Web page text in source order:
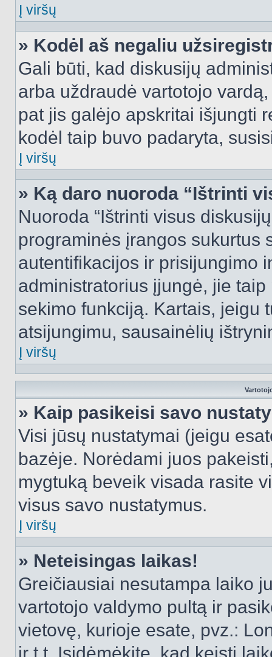
Į viršų
» Kodėl aš negaliu
Gali būti, kad diskusijų
arba uždraudė vartotojo
pat jis galėjo apskritai išjungti
kodėl taip buvo padaryta,
Į viršų
» Ką daro nuoroda “Ištrinti
Nuoroda “Ištrinti visus
programinės įrangos sukurtus
autentifikacijos ir prisijungimo
administratorius įjungė, jie
sekimo funkciją. Kartais, jeigu
atsijungimu, sausainėlių
Į viršų
» Kaip pasikeisi savo
Visi jūsų nustatymai (jeigu
bazėje. Norėdami juos
mygtuką beveik visada rasite
visus savo nustatymus.
Į viršų
» Neteisingas laikas!
Greičiausiai nesutampa laiko
vartotojo valdymo pultą ir
vietovę, kurioje esate, pvz.: